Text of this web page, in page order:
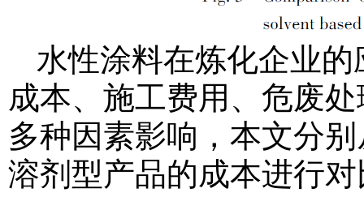
水性涂料在炼化企业
成本、施工费用、危废
多种因素影响，本文分
溶剂型产品的成本进行